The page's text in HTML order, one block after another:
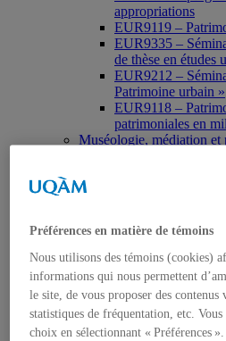
appropriations
EUR9119 –
EUR9335 –
de thèse en études
EUR9212 –
Patrimoine urbain »
EUR9118 –
patrimoniales en
Muséologie, médiation et
Stages
Archives
MDT8001 –
touristiques
MDT8101 –
MSL9005 – La
EUR7102 –
Préférences en matière de témoins
Nous utilisons des témoins (cookies)
informations qui nous permettent
le site, de vous proposer des contenus
statistiques de fréquentation, etc.
choix en sélectionnant « Préférences ».